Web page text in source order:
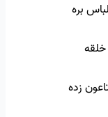
بره
زده